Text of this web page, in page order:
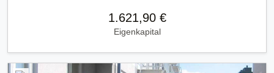
1.621,90 €
Eigenkapital